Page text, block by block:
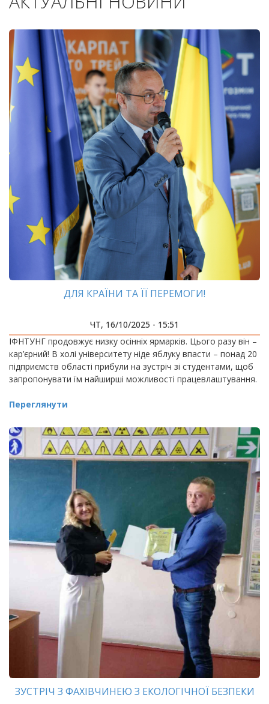
ДЛЯ КРАЇНИ ТА ЇЇ ПЕРЕМОГИ!
ЧТ, 16/10/2025 - 15:51
ІФНТУНГ продовжує низку осінніх ярмарків. Цього разу він –
кар’єрний! В холі університету ніде яблуку впасти – понад 20
підприємств області прибули на зустріч зі студентами, щоб
запропонувати їм найширші можливості працевлаштування.
Переглянути
ЗУСТРІЧ З ФАХІВЧИНЕЮ З ЕКОЛОГІЧНОЇ БЕЗПЕКИ